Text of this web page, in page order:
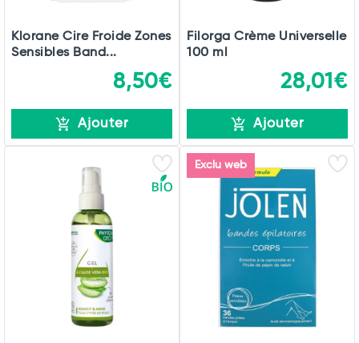
Klorane Cire Froide Zones
Sensibles Band...
8,50€
Ajouter
Filorga Crème Universelle
100 ml
28,01€
Ajouter
Exclu web